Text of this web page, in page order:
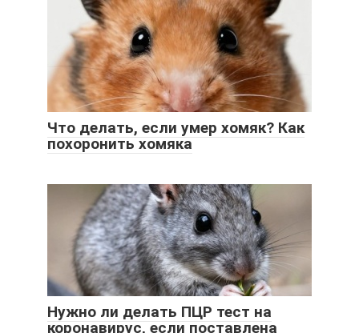
Что делать, если умер хомяк? Как
похоронить хомяка
Нужно ли делать ПЦР тест на
коронавирус, если поставлена